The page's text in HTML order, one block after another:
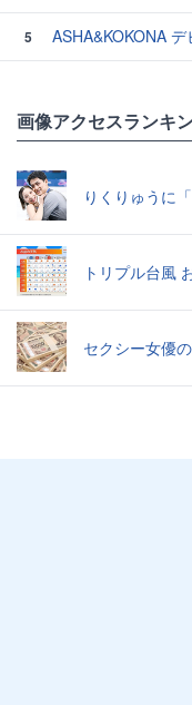
5
ASHA&KOKONA
画像アクセスランキ
りくりゅうに
トリプル台風
セクシー女優